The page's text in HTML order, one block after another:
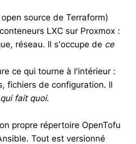
source de Terraform)
LXC sur Proxmox :
réseau. Il s'occupe de ce
ce qui tourne à l'intérieur :
fichiers de configuration. Il
fait quoi.
propre répertoire OpenTofu
Tout est versionné